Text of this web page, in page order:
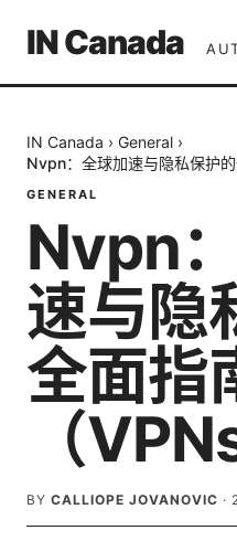
IN Canada
IN Canada › General ›
Nvpn：全球加速与隐私保护
GENERAL
Nvpn
速与隐
全面指
（
BY CALLIOPE JOVANOVIC ·